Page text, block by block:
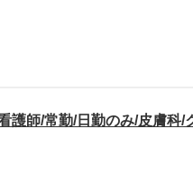
護師/常勤/日勤のみ/皮膚科/